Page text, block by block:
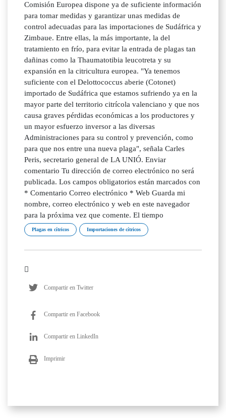
Comisión Europea dispone ya de suficiente información
para tomar medidas y garantizar unas medidas de
control adecuadas para las importaciones de Sudáfrica y
Zimbaue. Entre ellas, la más importante, la del
tratamiento en frío, para evitar la entrada de plagas tan
dañinas como la Thaumatotibia leucotreta y su
expansión en la citricultura europea. "Ya tenemos
suficiente con el Delottococcus aberie (Cotonet)
importado de Sudáfrica que estamos sufriendo ya en la
mayor parte del territorio citrícola valenciano y que nos
causa graves pérdidas económicas a los productores y
un mayor esfuerzo inversor a las diversas
Administraciones para su control y prevención, como
para que nos entre una nueva plaga", señala Carles
Peris, secretario general de LA UNIÓ. Enviar
comentario Tu dirección de correo electrónico no será
publicada. Los campos obligatorios están marcados con
* Comentario Correo electrónico * Web Guarda mi
nombre, correo electrónico y web en este navegador
para la próxima vez que comente. El tiempo
Plagas en cítricos Importaciones de cítricos
Compartir en Twitter
Compartir en Facebook
Compartir en LinkedIn
Imprimir